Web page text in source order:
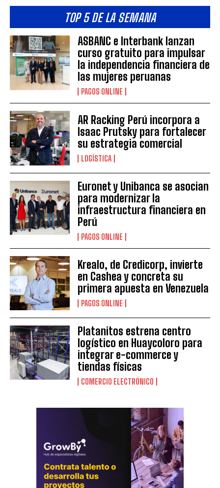
TOP 5 DE LA SEMANA
ASBANC e Interbank lanzan
curso gratuito para impulsar
la independencia financiera de
las mujeres peruanas
PAGOS ONLINE
AR Racking Perú incorpora a
Isaac Prutsky para fortalecer
su estrategia comercial
LOGÍSTICA
Euronet y Unibanca se asocian
para modernizar la
infraestructura financiera en
Perú
PAGOS ONLINE
Krealo, de Credicorp, invierte
en Cashea y concreta su
primera apuesta en Venezuela
PAGOS ONLINE
Platanitos estrena centro
logístico en Huaycoloro para
integrar e-commerce y
tiendas físicas
COMERCIO ELECTRÓNICO